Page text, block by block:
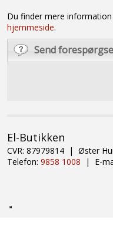
Du finder mere
hjemmeside.
Send
​El-Butikken
CVR: 87979814 | Øster
Telefon: 9858 1008 | E-